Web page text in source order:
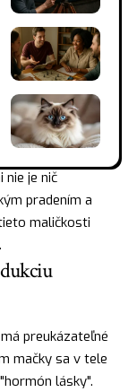
nie je nič
pradením a
maličkosti
preukázateľné
mačky sa v tele
lásky".